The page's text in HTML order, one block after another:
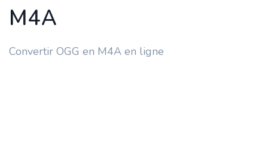
M4A
Convertir OGG en M4A en ligne